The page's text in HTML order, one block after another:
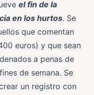
el fin de la
en los hurtos. Se
que comentan
euros) y que sean
a penas de
de semana. Se
un registro con